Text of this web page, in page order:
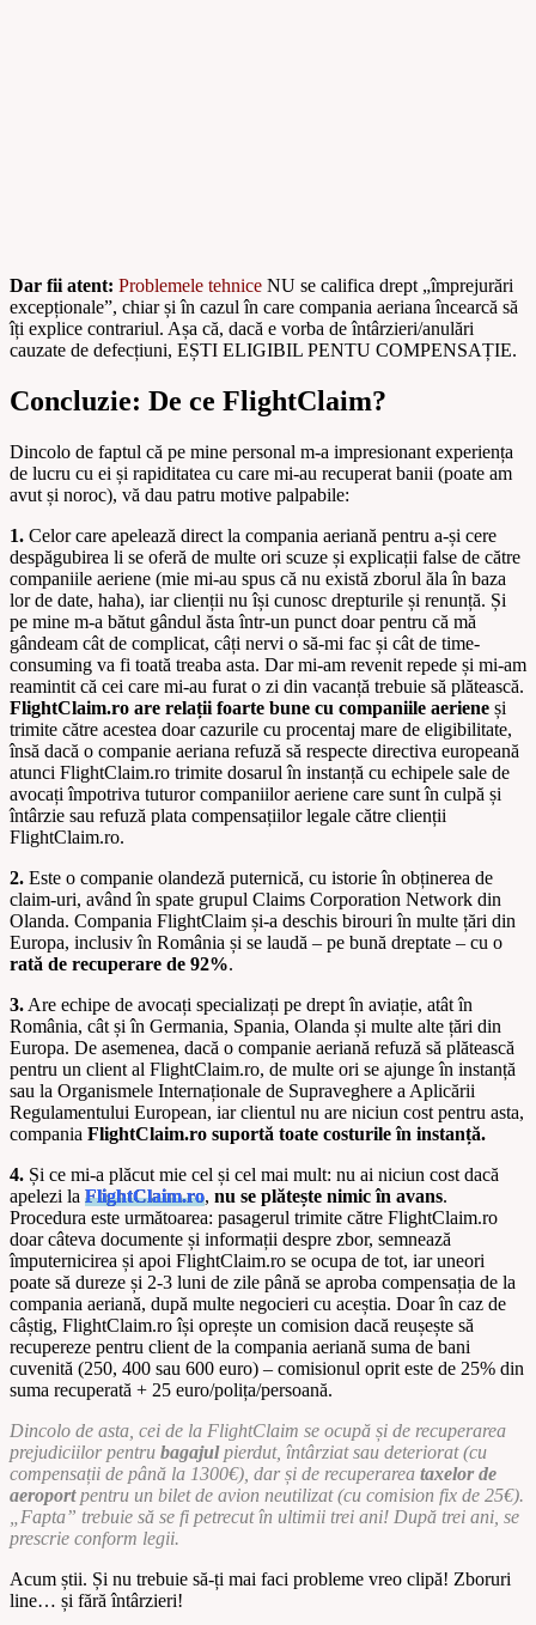
Dar fii atent: Problemele tehnice NU se califica drept „împrejurări
excepționale”, chiar și în cazul în care compania aeriana încearcă să
îți explice contrariul. Așa că, dacă e vorba de întârzieri/anulări
cauzate de defecțiuni, EȘTI ELIGIBIL PENTU COMPENSAȚIE.
Concluzie: De ce FlightClaim?
Dincolo de faptul că pe mine personal m-a impresionant experiența
de lucru cu ei și rapiditatea cu care mi-au recuperat banii (poate am
avut și noroc), vă dau patru motive palpabile:
1. Celor care apelează direct la compania aeriană pentru a-și cere
despăgubirea li se oferă de multe ori scuze și explicații false de către
companiile aeriene (mie mi-au spus că nu există zborul ăla în baza
lor de date, haha), iar clienții nu își cunosc drepturile și renunță. Și
pe mine m-a bătut gândul ăsta într-un punct doar pentru că mă
gândeam cât de complicat, câți nervi o să-mi fac și cât de time-
consuming va fi toată treaba asta. Dar mi-am revenit repede și mi-am
reamintit că cei care mi-au furat o zi din vacanță trebuie să plătească.
FlightClaim.ro are relații foarte bune cu companiile aeriene și
trimite către acestea doar cazurile cu procentaj mare de eligibilitate,
însă dacă o companie aeriana refuză să respecte directiva europeană
atunci FlightClaim.ro trimite dosarul în instanță cu echipele sale de
avocați împotriva tuturor companiilor aeriene care sunt în culpă și
întârzie sau refuză plata compensațiilor legale către clienții
FlightClaim.ro.
2. Este o companie olandeză puternică, cu istorie în obținerea de
claim-uri, având în spate grupul Claims Corporation Network din
Olanda. Compania FlightClaim și-a deschis birouri în multe țări din
Europa, inclusiv în România și se laudă – pe bună dreptate – cu o
rată de recuperare de 92%.
3. Are echipe de avocați specializați pe drept în aviație, atât în
România, cât și în Germania, Spania, Olanda și multe alte țări din
Europa. De asemenea, dacă o companie aeriană refuză să plătească
pentru un client al FlightClaim.ro, de multe ori se ajunge în instanță
sau la Organismele Internaționale de Supraveghere a Aplicării
Regulamentului European, iar clientul nu are niciun cost pentru asta,
compania FlightClaim.ro suportă toate costurile în instanță.
4. Și ce mi-a plăcut mie cel și cel mai mult: nu ai niciun cost dacă
apelezi la FlightClaim.ro, nu se plătește nimic în avans.
Procedura este următoarea: pasagerul trimite către FlightClaim.ro
doar câteva documente și informații despre zbor, semnează
împuternicirea și apoi FlightClaim.ro se ocupa de tot, iar uneori
poate să dureze și 2-3 luni de zile până se aproba compensația de la
compania aeriană, după multe negocieri cu aceștia. Doar în caz de
câștig, FlightClaim.ro își oprește un comision dacă reușește să
recupereze pentru client de la compania aeriană suma de bani
cuvenită (250, 400 sau 600 euro) – comisionul oprit este de 25% din
suma recuperată + 25 euro/polița/persoană.
Dincolo de asta, cei de la FlightClaim se ocupă și de recuperarea
prejudiciilor pentru bagajulpierdut, întârziat sau deteriorat (cu
compensații de până la 1300€), dar și de recuperarea taxelor de
aeroportpentru un bilet de avion neutilizat (cu comision fix de 25€).
„Fapta” trebuie să se fi petrecut în ultimii trei ani! După trei ani, se
prescrie conform legii.
Acum știi. Și nu trebuie să-ți mai faci probleme vreo clipă! Zboruri
line… și fără întârzieri!